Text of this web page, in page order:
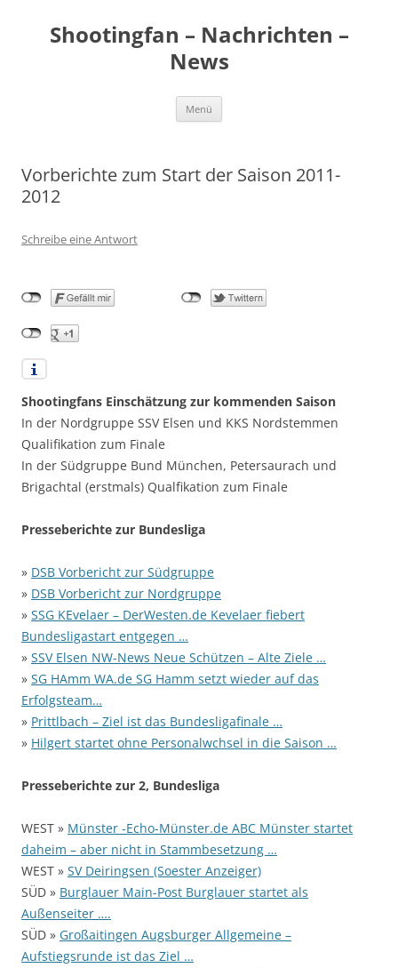
springenShootingfan – Nachrichten –
News
Menü
Vorberichte zum Start der Saison 2011-
2012
Schreibe eine Antwort
Shootingfans Einschätzung zur kommenden Saison
In der Nordgruppe SSV Elsen und KKS Nordstemmen
Qualifikation zum Finale
In der Südgruppe Bund München, Petersaurach und
Brigachtal (erstmals) Qualfikation zum Finale
Presseberichte zur Bundesliga
» DSB Vorbericht zur Südgruppe
» DSB Vorbericht zur Nordgruppe
» SSG KEvelaer – DerWesten.de Kevelaer fiebert
Bundesligastart entgegen …
» SSV Elsen NW-News Neue Schützen – Alte Ziele …
» SG HAmm WA.de SG Hamm setzt wieder auf das
Erfolgsteam…
» Prittlbach – Ziel ist das Bundesligafinale …
» Hilgert startet ohne Personalwchsel in die Saison …
Presseberichte zur 2, Bundesliga
WEST » Münster -Echo-Münster.de ABC Münster startet
daheim – aber nicht in Stammbesetzung …
WEST » SV Deiringsen (Soester Anzeiger)
SÜD » Burglauer Main-Post Burglauer startet als
Außenseiter ….
SÜD » Großaitingen Augsburger Allgemeine –
Aufstiegsrunde ist das Ziel …